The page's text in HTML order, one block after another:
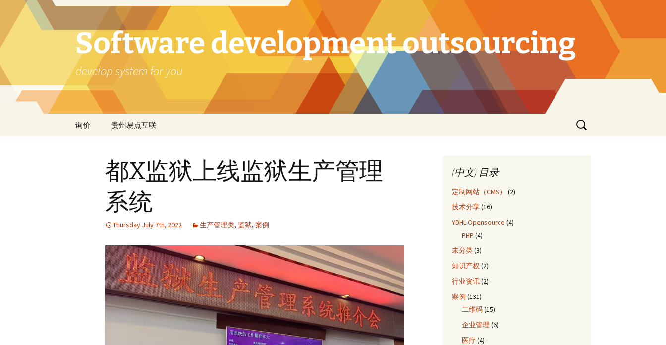
Software development outsourcing
develop system for you
Skip
询价 贵州易点互联
Search
for:
都X监狱上线监狱生产管理
系统
Thursday July 7th, 2022 生产管理类, 监狱, 案例
(中文) 目录
定制网站（CMS）
(2)
技术分享(16)
YDHL Opensource (4)
PHP (4)
未分类(3)
知识产权 (2)
行业资讯(2)
案例 (131)
二维码(15)
企业管理 (6)
医疗 (4)